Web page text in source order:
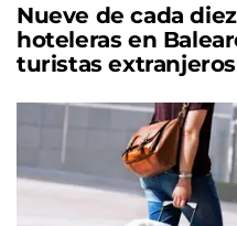
Nueve de cada
hoteleras en
turistas extranjeros